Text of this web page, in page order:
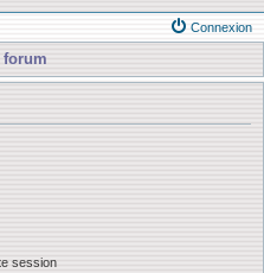
Connexion
forum
session